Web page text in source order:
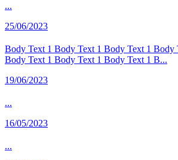
...
25/06/2023
Body Text 1 Body Text 1 Body Text 1 Body
Body Text 1 Body Text 1 Body Text 1 B...
19/06/2023
...
16/05/2023
...